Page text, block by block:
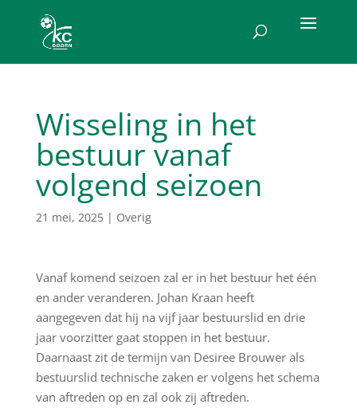
Wisseling in het
bestuur vanaf
volgend seizoen
21 mei, 2025| Overig
Vanaf komend seizoen zal er in het bestuur het één
en ander veranderen. Johan Kraan heeft
aangegeven dat hij na vijf jaar bestuurslid en drie
jaar voorzitter gaat stoppen in het bestuur.
Daarnaast zit de termijn van Desiree Brouwer als
bestuurslid technische zaken er volgens het schema
van aftreden op en zal ook zij aftreden.